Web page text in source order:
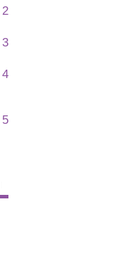
2
3
4
5